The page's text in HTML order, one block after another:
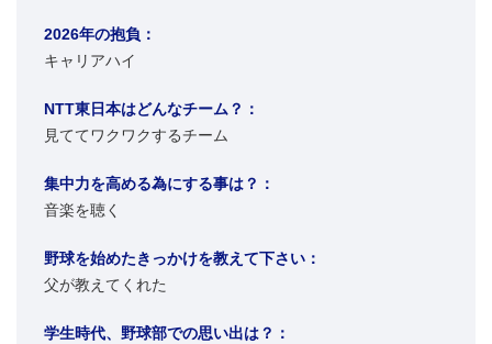
2026年の抱負：
キャリアハイ
NTT東日本はどんなチーム？：
見ててワクワクするチーム
集中力を高める為にする事は？：
音楽を聴く
野球を始めたきっかけを教えて下さい：
父が教えてくれた
学生時代、野球部での思い出は？：